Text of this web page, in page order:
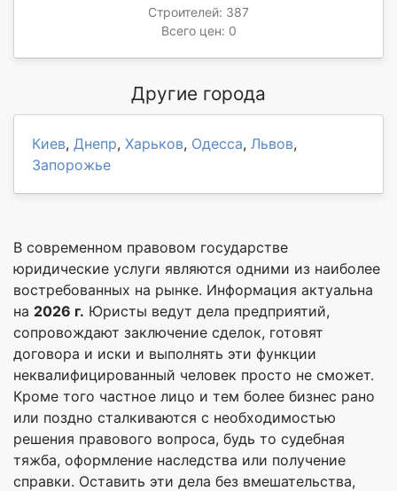
Строителей: 387
Всего цен: 0
Другие города
Киев, Днепр, Харьков, Одесса, Львов,
Запорожье
В современном правовом государстве
юридические услуги являются одними из наиболее
востребованных на рынке. Информация актуальна
на 2026 г. Юристы ведут дела предприятий,
сопровождают заключение сделок, готовят
договора и иски и выполнять эти функции
неквалифицированный человек просто не сможет.
Кроме того частное лицо и тем более бизнес рано
или поздно сталкиваются с необходимостью
решения правового вопроса, будь то судебная
тяжба, оформление наследства или получение
справки. Оставить эти дела без вмешательства,